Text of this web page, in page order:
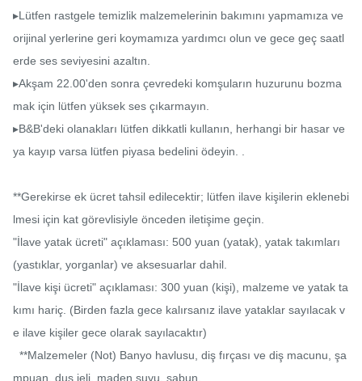
▸Lütfen rastgele temizlik malzemelerinin bakımını yapmamıza ve
orijinal yerlerine geri koymamıza yardımcı olun ve gece geç saatl
erde ses seviyesini azaltın.
▸Akşam 22.00'den sonra çevredeki komşuların huzurunu bozma
mak için lütfen yüksek ses çıkarmayın.
▸B&B'deki olanakları lütfen dikkatli kullanın, herhangi bir hasar ve
ya kayıp varsa lütfen piyasa bedelini ödeyin. .
**Gerekirse ek ücret tahsil edilecektir; lütfen ilave kişilerin eklenebi
lmesi için kat görevlisiyle önceden iletişime geçin.
"İlave yatak ücreti" açıklaması: 500 yuan (yatak), yatak takımları
(yastıklar, yorganlar) ve aksesuarlar dahil.
"İlave kişi ücreti" açıklaması: 300 yuan (kişi), malzeme ve yatak ta
kımı hariç. (Birden fazla gece kalırsanız ilave yataklar sayılacak v
e ilave kişiler gece olarak sayılacaktır)
mpuan, duş jeli, maden suyu, sabun.